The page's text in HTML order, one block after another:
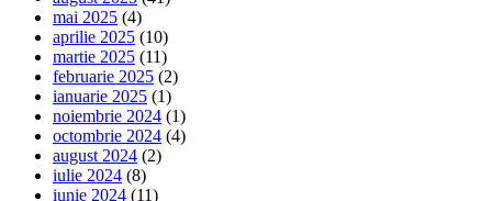
mai 2025 (4)
aprilie 2025 (10)
martie 2025 (11)
februarie 2025 (2)
ianuarie 2025 (1)
noiembrie 2024 (1)
octombrie 2024 (4)
august 2024 (2)
iulie 2024 (8)
iunie 2024 (11)